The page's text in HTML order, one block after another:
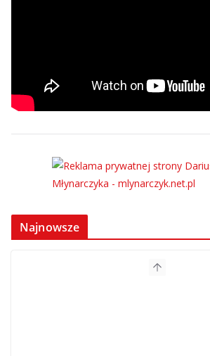
Najnowsze